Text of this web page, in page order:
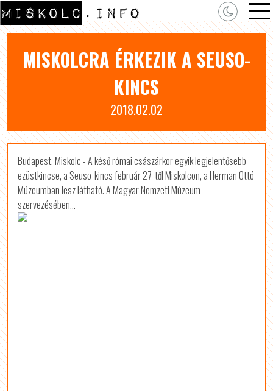
MISKOLCRA ÉRKEZIK A SEUSO-
KINCS
2018.02.02
Budapest, Miskolc - A késő római császárkor egyik legjelentősebb
ezüstkincse, a Seuso-kincs február 27-től Miskolcon, a Herman Ottó
Múzeumban lesz látható. A Magyar Nemzeti Múzeum
szervezésében...